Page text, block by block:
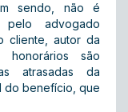
sendo, não é
advogado
cliente, autor da
são
atrasadas da
do benefício, que